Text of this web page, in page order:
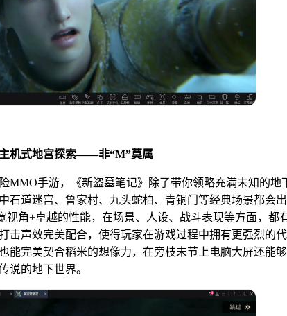
机式地宫探索——非“M”莫属
MMO手游，《新盗墓笔记》除了带你领略充满未知的地
石道迷宫、鲁家村、九头蛇柏、青铜门等经典场景都会
视角+卓越的性能，在场景、人设、战斗表现等方面，都
击声效完美配合，使得玩家在游戏过程中拥有更强烈的
能完美契合稻米的想像力，在旁枝末节上电脑大屏还能
说的地下世界。